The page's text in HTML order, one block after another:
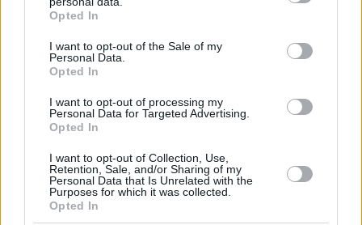
grant or deny consent to Google and its third-party tags to
use your data for below specified purposes in below Google
consent section.
Opted In
I want to opt-out of the Sale of my
Personal Data.
Opted In
I want to opt-out of processing my
Personal Data for Targeted Advertising.
Opted In
I want to opt-out of Collection, Use,
Retention, Sale, and/or Sharing of my
Personal Data that Is Unrelated with the
Purposes for which it was collected.
Opted In
νοσηλεύτρια στον Ερυθρό Σταυρό:
Κάτω τα χέρια από το προσωπικό του
09.08.2026, 17:27
Χούθι, το «άλυτο πρόβλημα» της
Μέσης Ανατολής: Γιατί χίλια πλήγματα
δεν ήταν αρκετά για να τους
σταματήσουν